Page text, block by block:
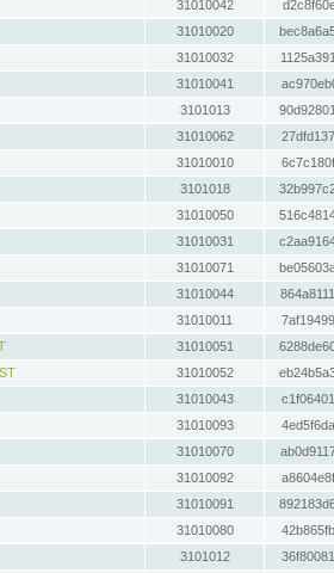
31010042
31010020
31010032
31010041
3101013
31010062
31010010
3101018
31010050
31010031
31010071
31010044
31010011
31010051
31010052
31010043
31010093
31010070
31010092
31010091
31010080
3101012